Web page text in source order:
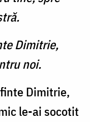
Dimitrie,
noi.
Dimitrie,
le-ai socotit